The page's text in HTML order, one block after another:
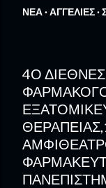
ΝΕΑ ΑΓΓΕΛΙΕΣ
4Ο